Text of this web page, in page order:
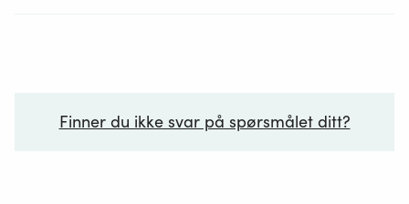
Finner du ikke svar på spørsmålet ditt?